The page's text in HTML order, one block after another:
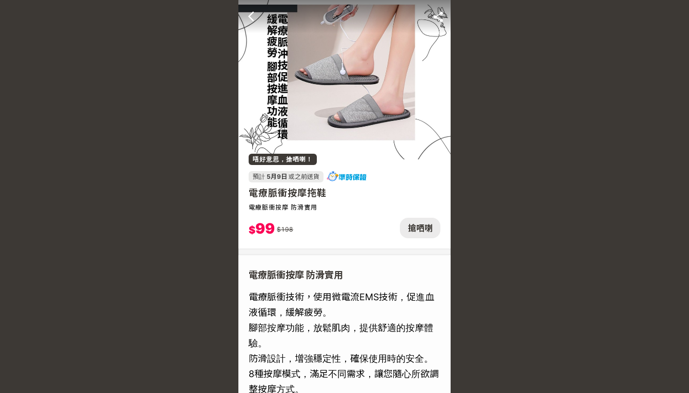
搶哂喇
唔好意思，搶哂喇！
預計 5月9日 或之前送貨
電療脈衝按摩拖鞋
電療脈衝按摩 防滑實用
$99 $198
電療脈衝按摩 防滑實用
電療脈衝技術，使用微電流EMS技術，促進血
液循環，緩解疲勞。
腳部按摩功能，放鬆肌肉，提供舒適的按摩體
驗。
防滑設計，增強穩定性，確保使用時的安全。
8種按摩模式，滿足不同需求，讓您隨心所欲調
整按摩方式。